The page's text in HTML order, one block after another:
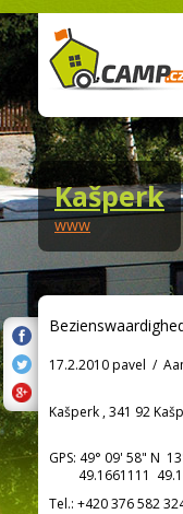
Kašperk
www
17.2.2010 pavel /
Kašperk , 341 92
GPS: 49° 09' 58" N
49.1661111
Tel.: +420 376 582